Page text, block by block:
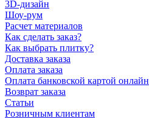
3D-дизайн
Шоу-рум
Расчет материалов
Как сделать заказ?
Как выбрать плитку?
Доставка заказа
Оплата заказа
Оплата банковской картой онлайн
Возврат заказа
Статьи
Розничным клиентам